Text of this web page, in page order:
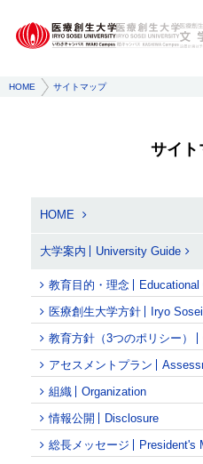
HOME サイトマップ
サイト
HOME
大学案内 University Guide
教育目的・理念
医療創生大学方針
Iryo
教育方針（3つのポリシー）
アセスメントプラン
組織
Organization
情報公開
Disclosure
総長メッセージ
President's